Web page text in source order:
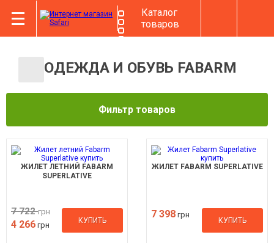
Каталог
товаров
ОДЕЖДА И ОБУВЬ FABARM
Фильтр товаров
ЖИЛЕТ ЛЕТНИЙ FABARM
SUPERLATIVE
7 722грн
4 266 грн
КУПИТЬ
ЖИЛЕТ FABARM SUPERLATIVE
7 398 грн
КУПИТЬ